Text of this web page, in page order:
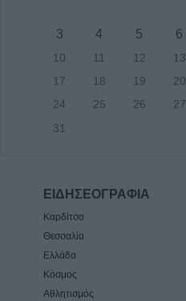
3
4 5 6
10
11 12 13
17
18 19 20
24
25 26 27
31
ΕΙΔΗΣΕΟΓΡΑΦΙΑ
Καρδίτσα
Θεσσαλία
Ελλάδα
Κόσμος
Αθλητισμός